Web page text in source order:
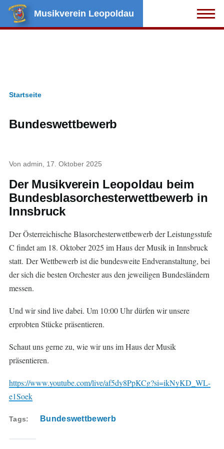
Direkt zum Inhalt
Musikverein Leopoldau Menü
Startseite
Bundeswettbewerb
Von admin , 17. Oktober 2025
Der Musikverein Leopoldau beim
Bundesblasorchesterwettbewerb in
Innsbruck
Der Österreichische Blasorchesterwettbewerb der Leistungsstufe
C findet am 18. Oktober 2025 im Haus der Musik in Innsbruck
statt. Der Wettbewerb ist die bundesweite Endveranstaltung, bei
der sich die besten Orchester aus den jeweiligen Bundesländern
messen.
Und wir sind live dabei. Um 10:00 Uhr dürfen wir unsere
erprobten Stücke präsentieren.
Schaut uns gerne zu, wie wir uns im Haus der Musik
präsentieren.
https://www.youtube.com/live/af5dy8PpKCg?si=ikNyKD_WL-
e1Soek
Tags Bundeswettbewerb